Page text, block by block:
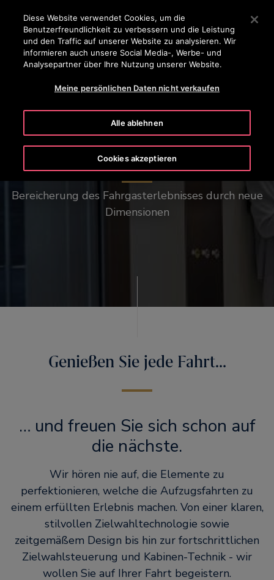
Drücken Sie die Eingabetaste, um zum Hauptinhalt zu
SUCHEN
Ein revolutionäres Fahrerlebnis.
Bereicherung des Fahrgasterlebnisses durch neue
Dimensionen
Genießen Sie jede Fahrt…
… und freuen Sie sich schon auf
die nächste.
Wir hören nie auf, die Elemente zu
perfektionieren, welche die Aufzugsfahrten zu
einem erfüllten Erlebnis machen. Von einer klaren,
stilvollen Zielwahltechnologie sowie
zeitgemäßem Design bis hin zur fortschrittlichen
Zielwahlsteuerung und Kabinen-Technik - wir
wollen Sie auf Ihrer Fahrt begeistern.
Diese Website verwendet Cookies, um die
Benutzerfreundlichkeit zu verbessern und die Leistung
und den Traffic auf unserer Website zu analysieren. Wir
informieren auch unsere Social Media-, Werbe- und
Analysepartner über Ihre Nutzung unserer Website.
Meine persönlichen Daten nicht verkaufen
Alle ablehnen
Cookies akzeptieren